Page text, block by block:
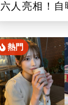
六人亮相！自
後震驚到砸手
熱門